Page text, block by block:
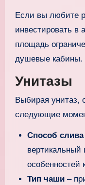
Если вы любите
инвестировать в
площадь
душевые кабины.
Унитазы
Выбирая унитаз,
следующие
Способ слива
особенностей
Тип чаши –